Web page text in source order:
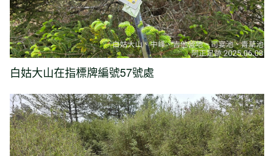
白姑大山在指標牌編號57號處